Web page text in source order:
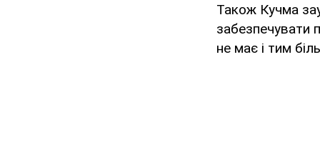
Також Кучма
забезпечувати
не має і тим